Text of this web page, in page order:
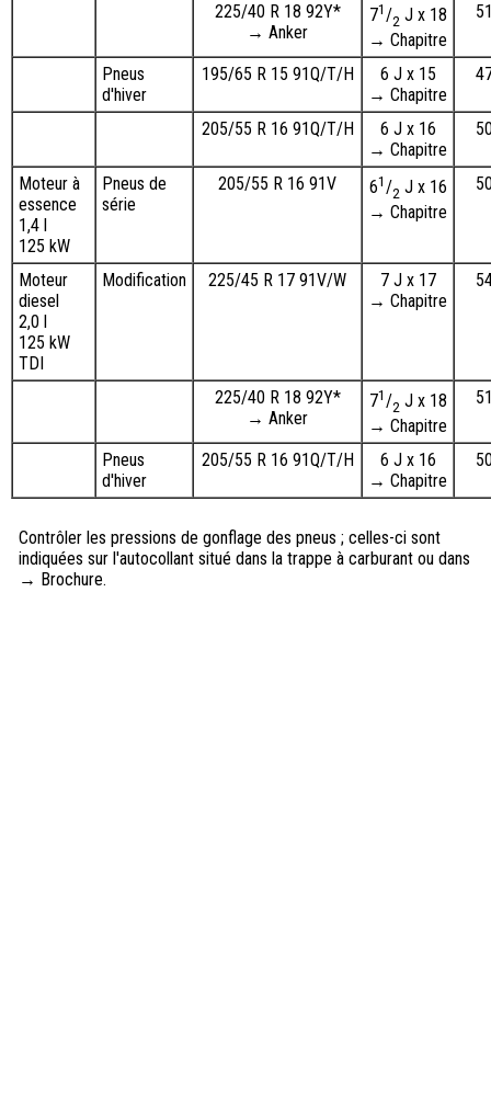
225/40 R 18 92Y*
→ Anker
71 /2 J x 18
→ Chapitre
Pneus
d'hiver
195/65 R 15 91Q/T/H
6 J x 15
→ Chapitre
205/55 R 16 91Q/T/H
6 J x 16
→ Chapitre
Moteur à
essence
1,4 l
125 kW
Pneus de
série
205/55 R 16 91V 61 /2 J x 16
→ Chapitre
Moteur
diesel
2,0 l
125 kW
TDI
Modification 225/45 R 17 91V/W
7 J x 17
→ Chapitre
225/40 R 18 92Y*
→ Anker
71 /2 J x 18
→ Chapitre
Pneus
d'hiver
205/55 R 16 91Q/T/H
6 J x 16
→ Chapitre
Contrôler les pressions de gonflage des pneus ; celles-ci sont
indiquées sur l'autocollant situé dans la trappe à carburant ou dans
→ Brochure.